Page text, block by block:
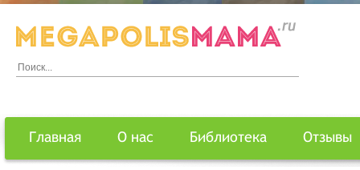
Главная О нас Библиотека Отзывы